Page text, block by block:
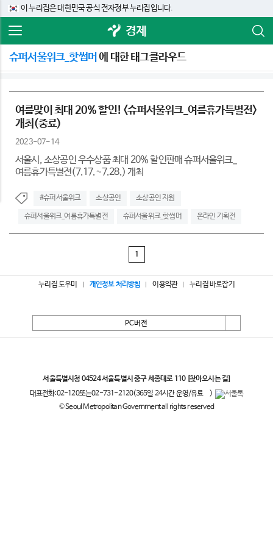
이 누리집은 대한민국 공식 전자정부 누리집입니다.
경제
슈퍼서울위크_핫썸머 에 대한 태그클라우드
여름맞이 최대 20% 할인! <슈퍼서울위크_여름휴가특별전>
개최(종료)
2023-07-14
서울시, 소상공인 우수상품 최대 20% 할인판매 슈퍼서울위크_
여름휴가특별전(7.17.~7.28.) 개최
#슈퍼서울위크 소상공인 소상공인 지원
슈퍼서울위크_여름휴가특별전 슈퍼서울위크_핫썸머 온라인 기획전
1
누리집 도우미 개인정보 처리방침 이용약관 누리집 바로잡기
PC버전
서울특별시청 04524 서울특별시 중구 세종대로 110 [찾아오시는 길]
대표전화:02-120또는02-731-2120(365일 24시간 운영/유료
)
© Seoul Metropolitan Government all rights reserved